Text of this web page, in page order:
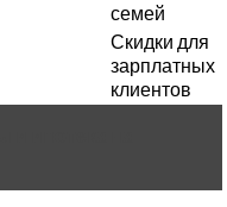
семей
Скидки для
зарплатных
клиентов